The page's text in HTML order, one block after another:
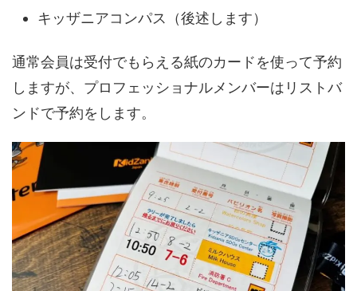
キッザニアコンパス（後述します）
通常会員は受付でもらえる紙のカードを使って予約
しますが、プロフェッショナルメンバーはリストバ
ンドで予約をします。